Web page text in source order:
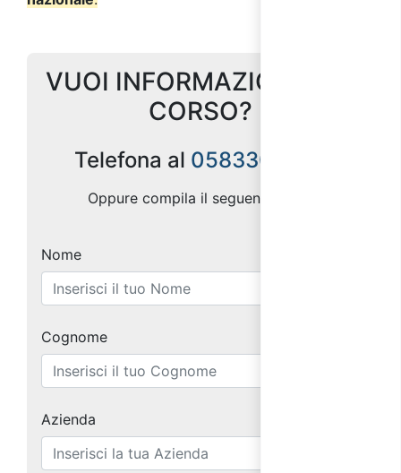
VUOI INFORMAZIONI SUL
CORSO?
Telefona al 0583309790
Oppure compila il seguente form:
Nome
Cognome
Azienda